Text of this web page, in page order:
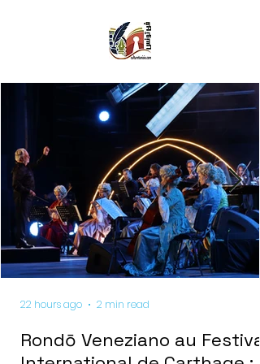
Rondō Veneziano au Festival
22 hours ago 2 min read